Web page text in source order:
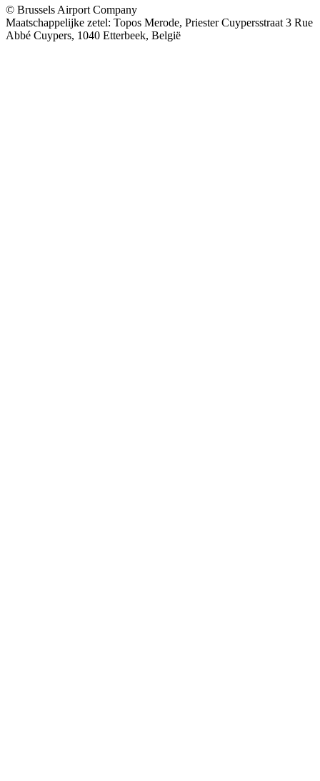
© Brussels Airport Company
Maatschappelijke zetel: Topos Merode, Priester Cuypersstraat 3 Rue
Abbé Cuypers, 1040 Etterbeek, België